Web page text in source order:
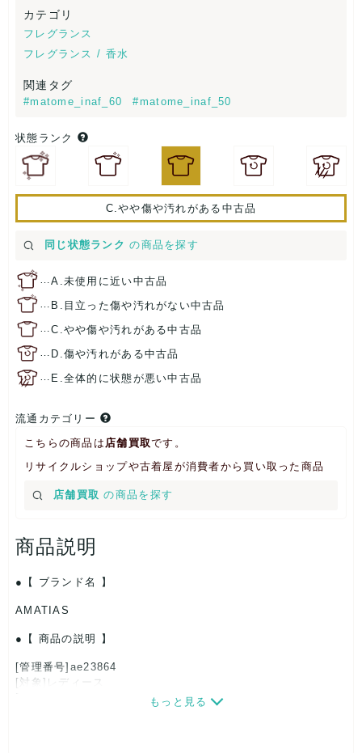
カテゴリ
フレグランス
フレグランス / 香水
関連タグ
#matome_inaf_60 #matome_inaf_50
状態ランク
C.やや傷や汚れがある中古品
同じ状態ランク の商品を探す
…A.未使用に近い中古品
… B.目立った傷や汚れがない中古品
…C.やや傷や汚れがある中古品
… D.傷や汚れがある中古品
… E.全体的に状態が悪い中古品
流通カテゴリー
こちらの商品は 店舗買取です。
リサイクルショップや古着屋が消費者から買い取った商品
店舗買取 の商品を探す
商品説明
【 ブランド名 】
AMATIAS
【 商品の説明 】
[管理番号]ae23864
[対象]レディース
もっと見る